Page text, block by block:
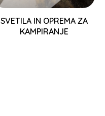
SVETILA IN OPREMA ZA
KAMPIRANJE